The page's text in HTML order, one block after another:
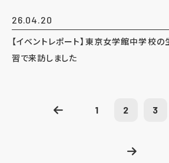
26.04.20
【イベントレポート】東京女学館中学校
習で来訪しました
1 2 3